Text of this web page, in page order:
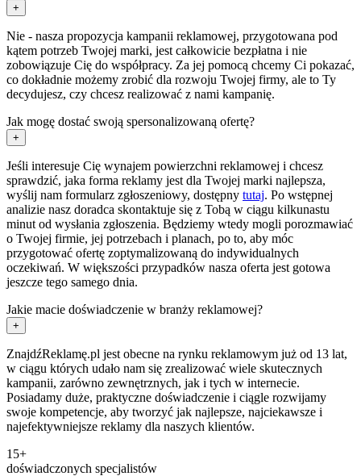
+
Nie - nasza propozycja kampanii reklamowej, przygotowana pod
kątem potrzeb Twojej marki, jest całkowicie bezpłatna i nie
zobowiązuje Cię do współpracy. Za jej pomocą chcemy Ci pokazać,
co dokładnie możemy zrobić dla rozwoju Twojej firmy, ale to Ty
decydujesz, czy chcesz realizować z nami kampanię.
Jak mogę dostać swoją spersonalizowaną ofertę?
+
Jeśli interesuje Cię wynajem powierzchni reklamowej i chcesz
sprawdzić, jaka forma reklamy jest dla Twojej marki najlepsza,
wyślij nam formularz zgłoszeniowy, dostępny tutaj. Po wstępnej
analizie nasz doradca skontaktuje się z Tobą w ciągu kilkunastu
minut od wysłania zgłoszenia. Będziemy wtedy mogli porozmawiać
o Twojej firmie, jej potrzebach i planach, po to, aby móc
przygotować ofertę zoptymalizowaną do indywidualnych
oczekiwań. W większości przypadków nasza oferta jest gotowa
jeszcze tego samego dnia.
Jakie macie doświadczenie w branży reklamowej?
+
ZnajdźReklamę.pl jest obecne na rynku reklamowym już od 13 lat,
w ciągu których udało nam się zrealizować wiele skutecznych
kampanii, zarówno zewnętrznych, jak i tych w internecie.
Posiadamy duże, praktyczne doświadczenie i ciągle rozwijamy
swoje kompetencje, aby tworzyć jak najlepsze, najciekawsze i
najefektywniejsze reklamy dla naszych klientów.
15+
doświadczonych specjalistów